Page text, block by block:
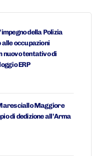
della Polizia
occupazioni
nuovo tentativo di
ERP
Maggiore
di dedizione all’Arma